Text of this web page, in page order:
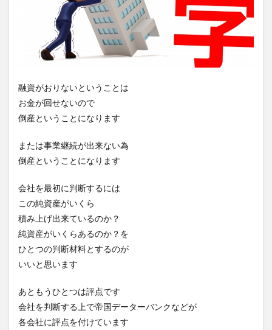
融資がおりないということは
お金が回せないので
倒産ということになります
または事業継続が出来ない為
倒産ということになります
会社を最初に判断するには
この純資産がいくら
積み上げ出来ているのか？
純資産がいくらあるのか？を
ひとつの判断材料とするのが
いいと思います
あともうひとつは評点です
会社を判断する上で帝国データーバンクなどが
各会社に評点を付けています